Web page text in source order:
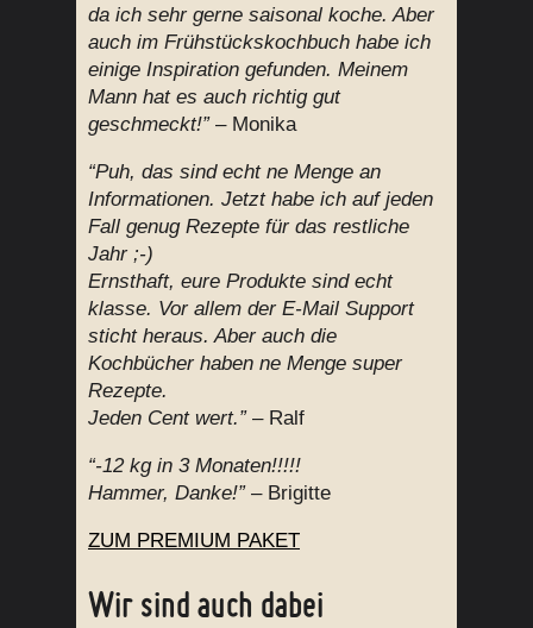
da ich sehr gerne saisonal koche. Aber
auch im Frühstückskochbuch habe ich
einige Inspiration gefunden. Meinem
Mann hat es auch richtig gut
geschmeckt!”– Monika
“Puh, das sind echt ne Menge an
Informationen. Jetzt habe ich auf jeden
Fall genug Rezepte für das restliche
Jahr ;-)
Ernsthaft, eure Produkte sind echt
klasse. Vor allem der E-Mail Support
sticht heraus. Aber auch die
Kochbücher haben ne Menge super
Rezepte.
Jeden Cent wert.”– Ralf
“-12 kg in 3 Monaten!!!!!
Hammer, Danke!”– Brigitte
ZUM PREMIUM PAKET
Wir sind auch dabei